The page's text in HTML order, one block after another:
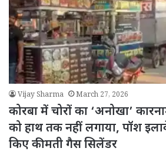
Vijay Sharma March 27, 2026
कोरबा में चोरों का ‘अनोखा’
को हाथ तक नहीं लगाया, पॉश
किए कीमती गैस सिलेंडर